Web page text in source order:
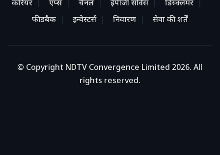
करियर
एप्स चैनल ईपीजी सर्विस
डिस्क्लेमर
फीडबैक
इन्वेस्टर्स निवारण सेवा की शर्तें
© Copyright NDTV Convergence Limited 2026. All
rights reserved.